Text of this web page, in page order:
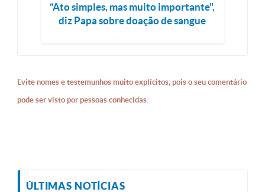
“Ato simples, mas muito importante",
diz Papa sobre doação de sangue
Evite nomes e testemunhos muito explícitos, pois o seu comentário
pode ser visto por pessoas conhecidas.
ÚLTIMAS NOTÍCIAS